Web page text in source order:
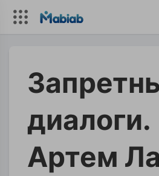
диалоги.
Артем